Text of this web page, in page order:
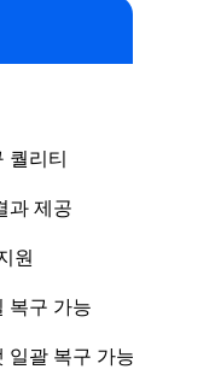
퀄리티
과 제공
원
복구 가능
일괄 복구 가능